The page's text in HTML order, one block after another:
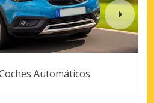
Automáticos